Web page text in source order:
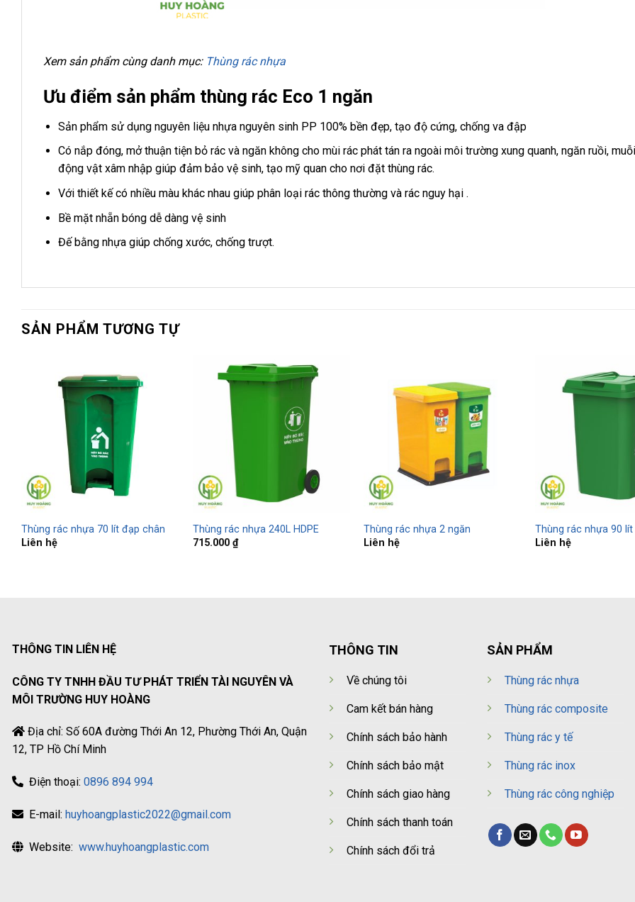
Xem sản phẩm cùng danh mục: Thùng rác nhựa
Ưu điểm sản phẩm thùng rác Eco 1 ngăn
Sản phẩm sử dụng nguyên liệu nhựa nguyên sinh PP 100% bền đẹp, tạo độ cứng, chống va đập
Có nắp đóng, mở thuận tiện bỏ rác và ngăn không cho mùi rác phát tán ra ngoài môi trường xung quanh, ngăn ruồi,
động vật xâm nhập giúp đảm bảo vệ sinh, tạo mỹ quan cho nơi đặt thùng rác.
Với thiết kế có nhiều màu khác nhau giúp phân loại rác thông thường và rác nguy hại .
Bề mặt nhẵn bóng dễ dàng vệ sinh
Đế bằng nhựa giúp chống xước, chống trượt.
SẢN PHẨM TƯƠNG TỰ
Thùng rác nhựa 70 lít đạp chân
Liên hệ
Thùng rác nhựa 240L HDPE
715.000 ₫
Thùng rác nhựa 2 ngăn
Liên hệ
Thùng rác nhựa 90 lít
Liên hệ
THÔNG TIN LIÊN HỆ
CÔNG TY TNHH ĐẦU TƯ PHÁT TRIỂN TÀI NGUYÊN VÀ
MÔI TRƯỜNG HUY HOÀNG
Địa chỉ: Số 60A đường Thới An 12, Phường Thới An, Quận
12, TP Hồ Chí Minh
Điện thoại: 0896 894 994
E-mail: huyhoangplastic2022@gmail.com
Website: www.huyhoangplastic.com
THÔNG TIN
Về chúng tôi
Cam kết bán hàng
Chính sách bảo hành
Chính sách bảo mật
Chính sách giao hàng
Chính sách thanh toán
Chính sách đổi trả
SẢN PHẨM
Thùng rác nhựa
Thùng rác composite
Thùng rác y tế
Thùng rác inox
Thùng rác công nghiệp